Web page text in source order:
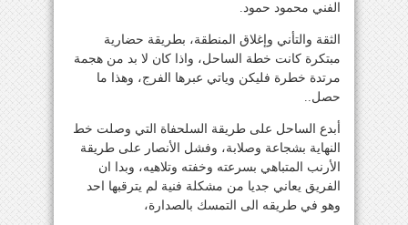
الفني محمود حمود.
الثقة والتأني وإغلاق المنطقة، بطريقة حضارية
مبتكرة كانت خطة الساحل، واذا كان لا بد من هجمة
مرتدة خطرة فليكن وياتي عبرها الفرج، وهذا ما
حصل..
أبدع الساحل على طريقة السلحفاة التي وصلت خط
النهاية بشجاعة وصلابة، وفشل الأنصار على طريقة
الأرنب المتباهي بسرعته وخفته وتلاهيه، وبدا ان
الفريق يعاني جديا من مشكلة فنية لم يترقبها احد
وهو في طريقه الى التمسك بالصدارة،